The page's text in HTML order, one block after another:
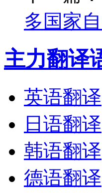
多国家
主力翻译
英语翻译
日语翻译
韩语翻译
德语翻译